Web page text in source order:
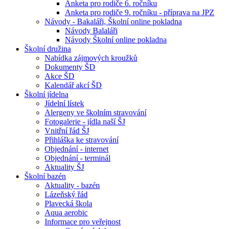
Anketa pro rodiče 6. ročníku
Anketa pro rodiče 9. ročníku - příprava na JPZ
Návody - Bakaláři, Školní online pokladna
Návody Balaláři
Návody Školní online pokladna
Školní družina
Nabídka zájmových kroužků
Dokumenty ŠD
Akce ŠD
Kalendář akcí ŠD
Školní jídelna
Jídelní lístek
Alergeny ve školním stravování
Fotogalerie - jídla naší ŠJ
Vnitřní řád ŠJ
Přihláška ke stravování
Objednání - internet
Objednání - terminál
Aktuality ŠJ
Školní bazén
Aktuality - bazén
Lázeňský řád
Plavecká škola
Aqua aerobic
Informace pro veřejnost